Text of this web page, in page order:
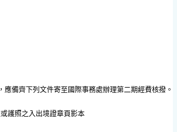
，應備齊下列文件寄至國際事務處辦理第二期經費核撥。
護照之入出境證章頁影本